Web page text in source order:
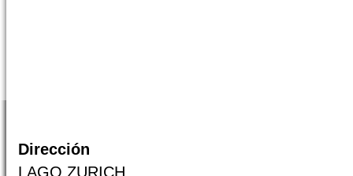
Dirección
LAGO ZURICH